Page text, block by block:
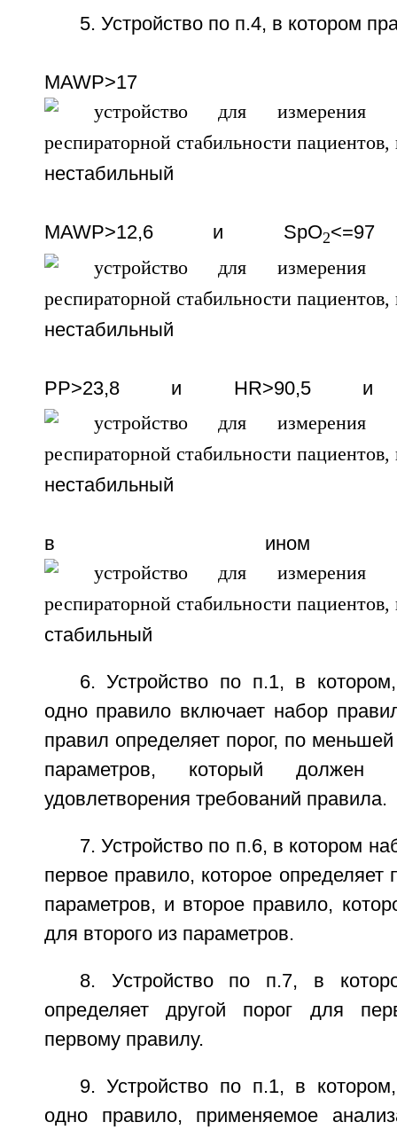
5. Устройство по п.4, в котором
MAWP>17
нестабильный
MAWP>12,6 и SpO2
нестабильный
PP>23,8 и HR>90,5 и
нестабильный
в ином
стабильный
6. Устройство по п.1, в
одно правило включает набор
правил определяет порог, по
параметров, который должен
удовлетворения требований правила.
7. Устройство по п.6, в котором
первое правило, которое определяет
параметров, и второе правило,
для второго из параметров.
8. Устройство по п.7, в
определяет другой порог для
первому правилу.
9. Устройство по п.1, в
одно правило, применяемое